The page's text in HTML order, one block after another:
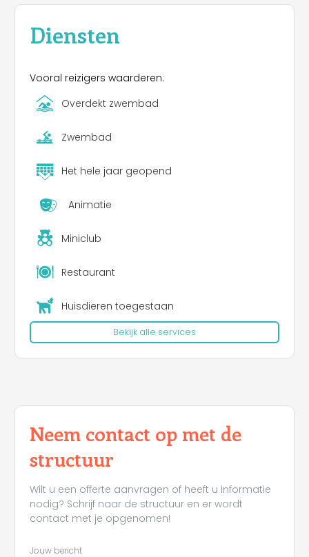
Diensten
Vooral reizigers waarderen:
Overdekt zwembad
Zwembad
Het hele jaar geopend
Animatie
Miniclub
Restaurant
Huisdieren toegestaan
Bekijk alle services
Neem contact op met de
structuur
Wilt u een offerte aanvragen of heeft u informatie
nodig? Schrijf naar de structuur en er wordt
contact met je opgenomen!
Jouw bericht